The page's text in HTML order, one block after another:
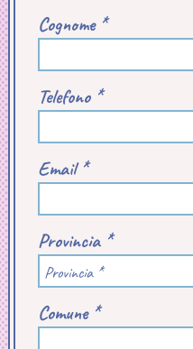
Cognome *
Telefono *
Email *
Provincia *
Provincia *
Comune *